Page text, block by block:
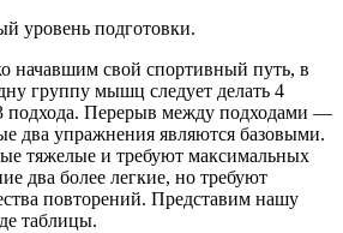
уровень подготовки.
начавшим свой спортивный путь, в
группу мышц следует делать 4
подхода. Перерыв между подходами —
два упражнения являются базовыми.
тяжелые и требуют максимальных
два более легкие, но требуют
повторений. Представим нашу
таблицы.